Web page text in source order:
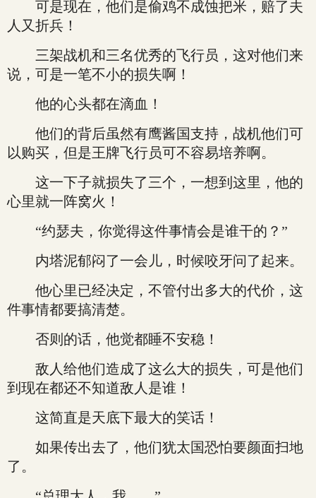
可是现在，他们是偷鸡不成蚀把米，赔了夫
人又折兵！
三架战机和三名优秀的飞行员，这对他们来
说，可是一笔不小的损失啊！
他的心头都在滴血！
他们的背后虽然有鹰酱国支持，战机他们可
以购买，但是王牌飞行员可不容易培养啊。
这一下子就损失了三个，一想到这里，他的
心里就一阵窝火！
“约瑟夫，你觉得这件事情会是谁干的？”
内塔泥郁闷了一会儿，时候咬牙问了起来。
他心里已经决定，不管付出多大的代价，这
件事情都要搞清楚。
否则的话，他觉都睡不安稳！
敌人给他们造成了这么大的损失，可是他们
到现在都还不知道敌人是谁！
这简直是天底下最大的笑话！
如果传出去了，他们犹太国恐怕要颜面扫地
了。